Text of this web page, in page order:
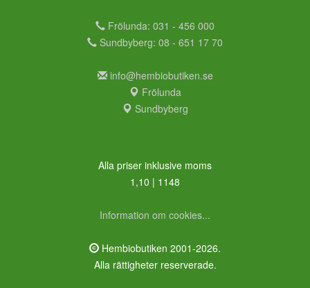
Frölunda: 031 - 456 000
Sundbyberg: 08 - 651 17 70
info@hembiobutiken.se
Frölunda
Sundbyberg
Alla priser inklusive moms
1,10 | 1148
Information om cookies...
Hembiobutiken 2001-2026.
Alla rättigheter reserverade.